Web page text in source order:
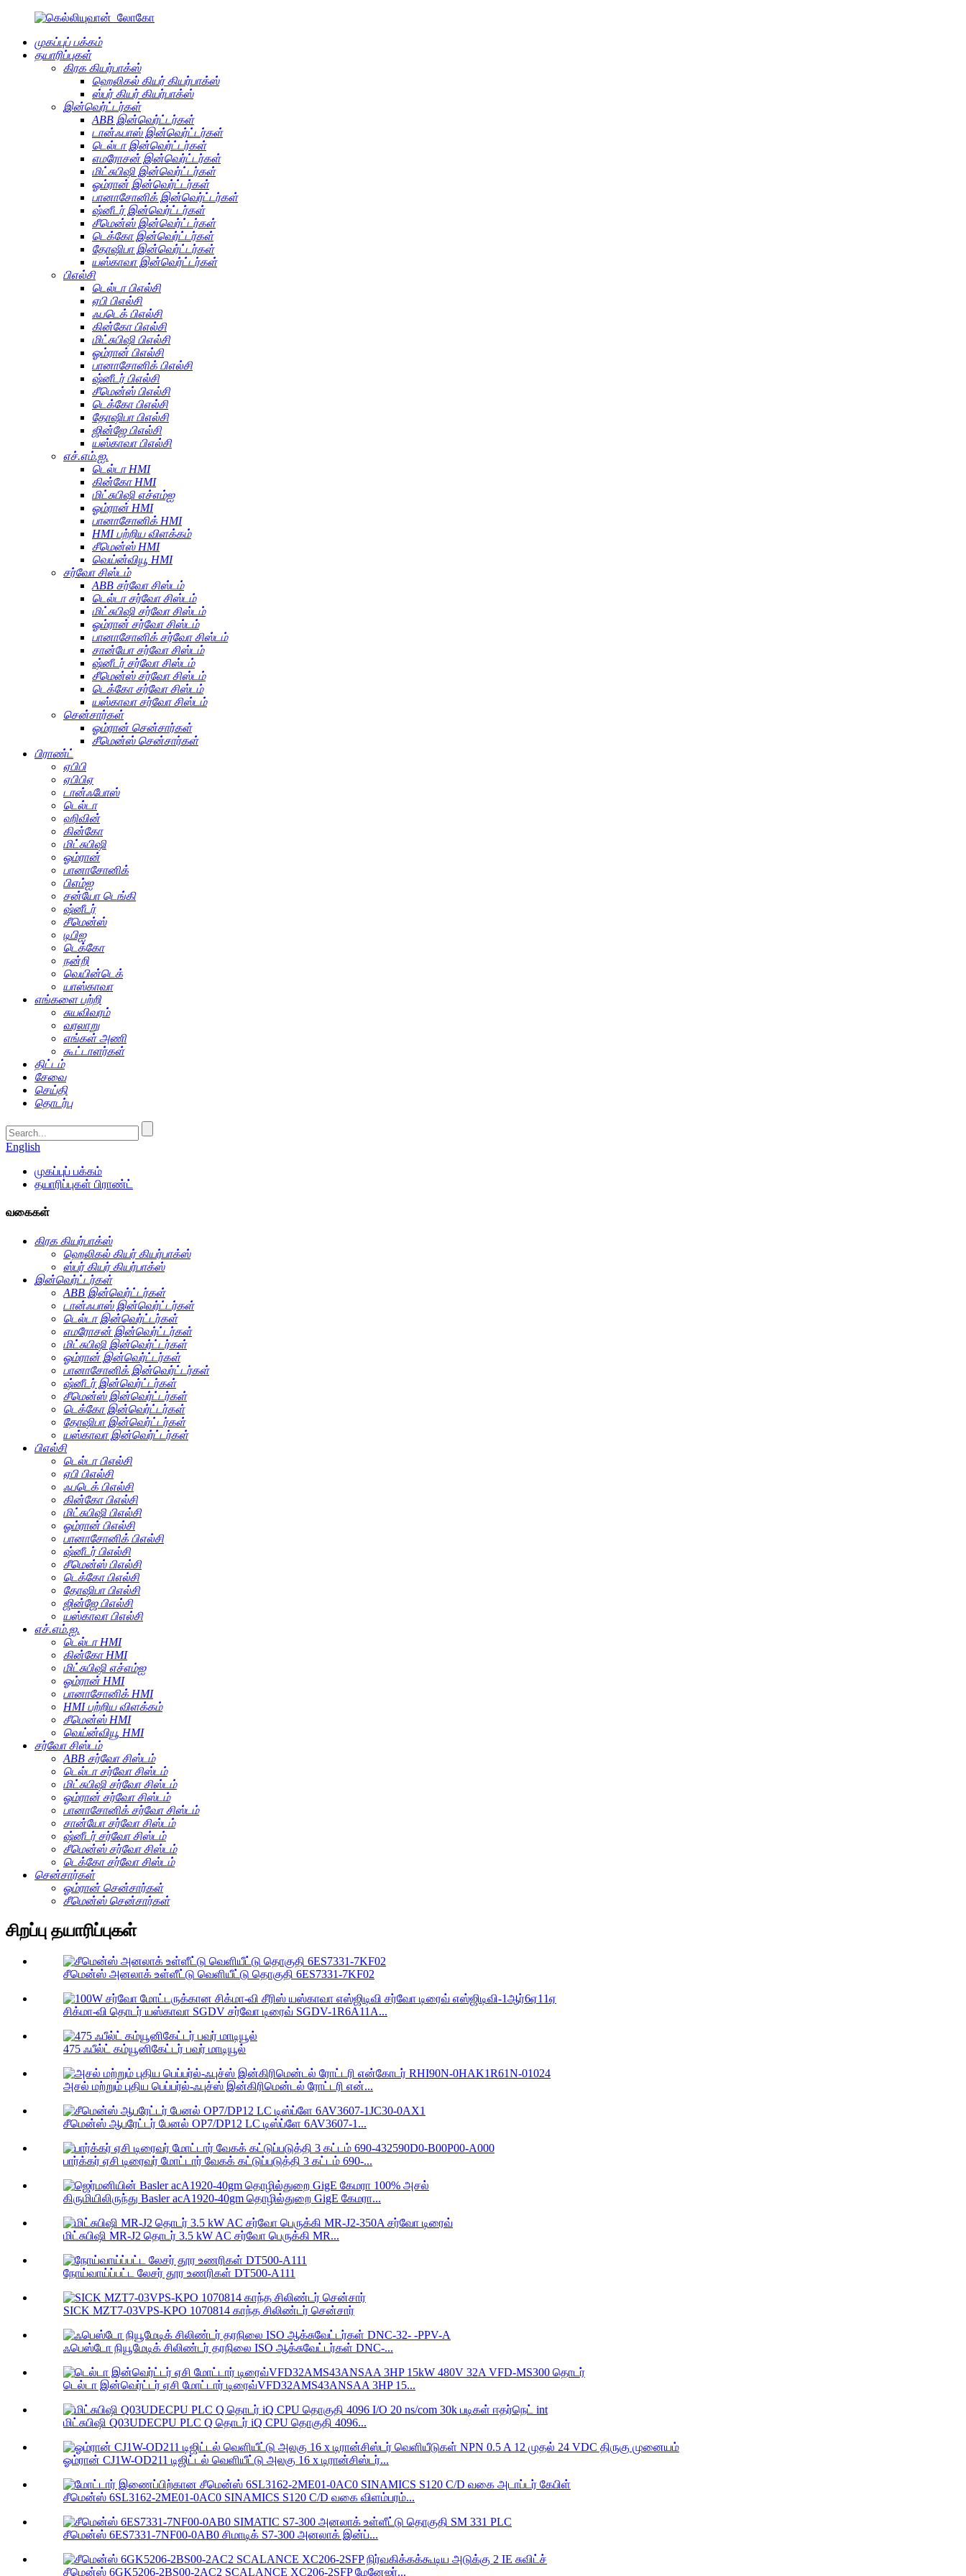
முகப்புப் பக்கம்
தயாரிப்புகள்
கிரக கியர்பாக்ஸ்
ஹெலிகல் கியர் கியர்பாக்ஸ்
ஸ்பர் கியர் கியர்பாக்ஸ்
இன்வெர்ட்டர்கள்
ABB இன்வெர்ட்டர்கள்
டான்ஃபாஸ் இன்வெர்ட்டர்கள்
டெல்டா இன்வெர்ட்டர்கள்
எமரோசன் இன்வெர்ட்டர்கள்
மிட்சுபிஷி இன்வெர்ட்டர்கள்
ஓம்ரான் இன்வெர்ட்டர்கள்
பானாசோனிக் இன்வெர்ட்டர்கள்
ஷ்னீடர் இன்வெர்ட்டர்கள்
சீமென்ஸ் இன்வெர்ட்டர்கள்
டெக்கோ இன்வெர்ட்டர்கள்
தோஷிபா இன்வெர்ட்டர்கள்
யஸ்காவா இன்வெர்ட்டர்கள்
பிஎல்சி
டெல்டா பிஎல்சி
ஏபி பிஎல்சி
ஃபடெக் பிஎல்சி
கின்கோ பிஎல்சி
மிட்சுபிஷி பிஎல்சி
ஓம்ரான் பிஎல்சி
பானாசோனிக் பிஎல்சி
ஷ்னீடர் பிஎல்சி
சீமென்ஸ் பிஎல்சி
டெக்கோ பிஎல்சி
தோஷிபா பிஎல்சி
ஜின்ஜே பிஎல்சி
யஸ்காவா பிஎல்சி
எச்.எம்.ஐ.
டெல்டா HMI
கின்கோ HMI
மிட்சுபிஷி எச்எம்ஐ
ஓம்ரான் HMI
பானாசோனிக் HMI
HMI பற்றிய விளக்கம்
சீமென்ஸ் HMI
வெய்ன்வியூ HMI
சர்வோ சிஸ்டம்
ABB சர்வோ சிஸ்டம்
டெல்டா சர்வோ சிஸ்டம்
மிட்சுபிஷி சர்வோ சிஸ்டம்
ஓம்ரான் சர்வோ சிஸ்டம்
பானாசோனிக் சர்வோ சிஸ்டம்
சான்யோ சர்வோ சிஸ்டம்
ஷ்னீடர் சர்வோ சிஸ்டம்
சீமென்ஸ் சர்வோ சிஸ்டம்
டெக்கோ சர்வோ சிஸ்டம்
யஸ்காவா சர்வோ சிஸ்டம்
சென்சார்கள்
ஓம்ரான் சென்சார்கள்
சீமென்ஸ் சென்சார்கள்
பிராண்ட்
ஏபிபி
ஏபிபிஏ
டான்ஃபோஸ்
டெல்டா
ஹிவின்
கின்கோ
மிட்சுபிஷி
ஓம்ரான்
பானாசோனிக்
பிஎம்ஐ
சன்யோ டெங்கி
ஷ்னீடர்
சீமென்ஸ்
டிபிஐ
டெக்கோ
நன்றி
வெயின்டெக்
யாஸ்காவா
எங்களை பற்றி
சுயவிவரம்
வரலாறு
எங்கள் அணி
கூட்டாளர்கள்
திட்டம்
சேவை
செய்தி
தொடர்பு
English
முகப்புப் பக்கம்
தயாரிப்புகள் பிராண்ட்
வகைகள்
கிரக கியர்பாக்ஸ்
ஹெலிகல் கியர் கியர்பாக்ஸ்
ஸ்பர் கியர் கியர்பாக்ஸ்
இன்வெர்ட்டர்கள்
ABB இன்வெர்ட்டர்கள்
டான்ஃபாஸ் இன்வெர்ட்டர்கள்
டெல்டா இன்வெர்ட்டர்கள்
எமரோசன் இன்வெர்ட்டர்கள்
மிட்சுபிஷி இன்வெர்ட்டர்கள்
ஓம்ரான் இன்வெர்ட்டர்கள்
பானாசோனிக் இன்வெர்ட்டர்கள்
ஷ்னீடர் இன்வெர்ட்டர்கள்
சீமென்ஸ் இன்வெர்ட்டர்கள்
டெக்கோ இன்வெர்ட்டர்கள்
தோஷிபா இன்வெர்ட்டர்கள்
யஸ்காவா இன்வெர்ட்டர்கள்
பிஎல்சி
டெல்டா பிஎல்சி
ஏபி பிஎல்சி
ஃபடெக் பிஎல்சி
கின்கோ பிஎல்சி
மிட்சுபிஷி பிஎல்சி
ஓம்ரான் பிஎல்சி
பானாசோனிக் பிஎல்சி
ஷ்னீடர் பிஎல்சி
சீமென்ஸ் பிஎல்சி
டெக்கோ பிஎல்சி
தோஷிபா பிஎல்சி
ஜின்ஜே பிஎல்சி
யஸ்காவா பிஎல்சி
எச்.எம்.ஐ.
டெல்டா HMI
கின்கோ HMI
மிட்சுபிஷி எச்எம்ஐ
ஓம்ரான் HMI
பானாசோனிக் HMI
HMI பற்றிய விளக்கம்
சீமென்ஸ் HMI
வெய்ன்வியூ HMI
சர்வோ சிஸ்டம்
ABB சர்வோ சிஸ்டம்
டெல்டா சர்வோ சிஸ்டம்
மிட்சுபிஷி சர்வோ சிஸ்டம்
ஓம்ரான் சர்வோ சிஸ்டம்
பானாசோனிக் சர்வோ சிஸ்டம்
சான்யோ சர்வோ சிஸ்டம்
ஷ்னீடர் சர்வோ சிஸ்டம்
சீமென்ஸ் சர்வோ சிஸ்டம்
டெக்கோ சர்வோ சிஸ்டம்
சென்சார்கள்
ஓம்ரான் சென்சார்கள்
சீமென்ஸ் சென்சார்கள்
சிறப்பு தயாரிப்புகள்
சீமென்ஸ் அனலாக் உள்ளீட்டு வெளியீட்டு தொகுதி 6ES7331-7KF02
சிக்மா-வி தொடர் யஸ்காவா SGDV சர்வோ டிரைவ் SGDV-1R6A11A...
475 ஃபீல்ட் கம்யூனிகேட்டர் பவர் மாடியூல்
அசல் மற்றும் புதிய பெப்பர்ல்-ஃபுச்ஸ் இன்கிரிமென்டல் ரோட்டரி என்...
சீமென்ஸ் ஆபரேட்டர் பேனல் OP7/DP12 LC டிஸ்ப்ளே 6AV3607-1...
பார்க்கர் ஏசி டிரைவர் மோட்டார் வேகக் கட்டுப்படுத்தி 3 கட்டம் 690-...
கிருமியிலிருந்து Basler acA1920-40gm தொழில்துறை GigE கேமரா...
மிட்சுபிஷி MR-J2 தொடர் 3.5 kW AC சர்வோ பெருக்கி MR...
நோய்வாய்ப்பட்ட லேசர் தூர உணரிகள் DT500-A111
SICK MZT7-03VPS-KPO 1070814 காந்த சிலிண்டர் சென்சார்
ஃபெஸ்டோ நியூமேடிக் சிலிண்டர் தரநிலை ISO ஆக்சுவேட்டர்கள் DNC-...
டெல்டா இன்வெர்ட்டர் ஏசி மோட்டார் டிரைவ்VFD32AMS43ANSAA 3HP 15...
மிட்சுபிஷி Q03UDECPU PLC Q தொடர் iQ CPU தொகுதி 4096...
ஓம்ரான் CJ1W-OD211 டிஜிட்டல் வெளியீட்டு அலகு 16 x டிரான்சிஸ்டர்...
சீமென்ஸ் 6SL3162-2ME01-0AC0 SINAMICS S120 C/D வகை விளம்பரம்...
சீமென்ஸ் 6ES7331-7NF00-0AB0 சிமாடிக் S7-300 அனலாக் இன்ப்...
சீமென்ஸ் 6GK5206-2BS00-2AC2 SCALANCE XC206-2SFP மேனேஜர்...